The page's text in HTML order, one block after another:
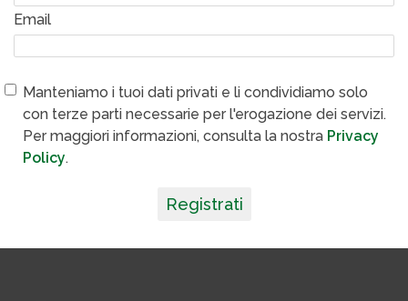
Email
Manteniamo i tuoi dati privati e li condividiamo solo
con terze parti necessarie per l'erogazione dei servizi.
Per maggiori informazioni, consulta la nostra Privacy
Policy.
Registrati